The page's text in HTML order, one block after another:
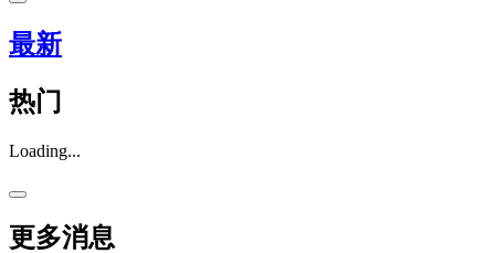
最新
热门
Loading...
更多消息